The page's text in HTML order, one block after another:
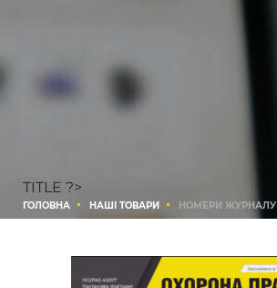
TITLE ?>
ГОЛОВНА НАШІ ТОВАРИ НОМЕРИ ЖУРНАЛУ